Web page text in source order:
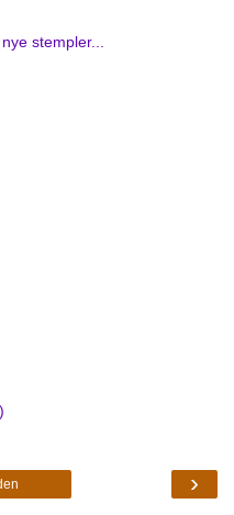
stempler...
›